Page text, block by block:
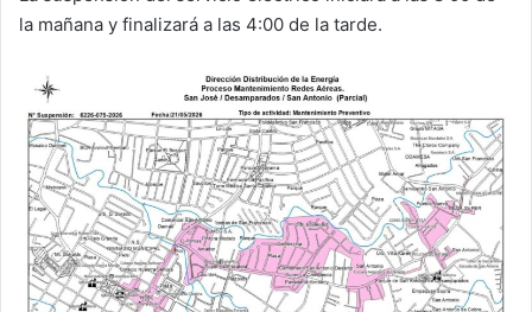
la mañana y finalizará a las 4:00 de la tarde.